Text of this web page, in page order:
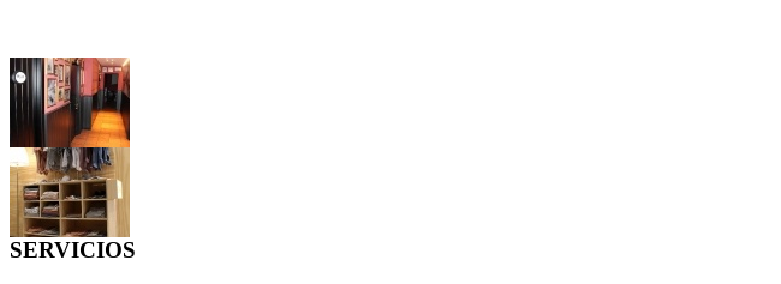
SERVICIOS